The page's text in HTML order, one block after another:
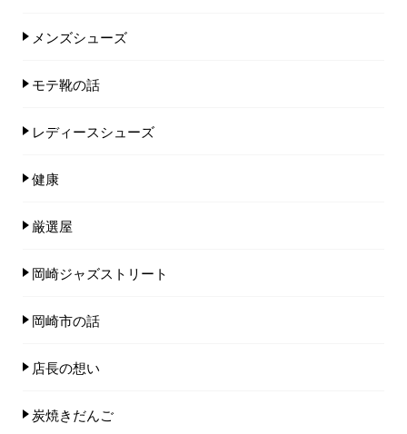
メンズシューズ
モテ靴の話
レディースシューズ
健康
厳選屋
岡崎ジャズストリート
岡崎市の話
店長の想い
炭焼きだんご